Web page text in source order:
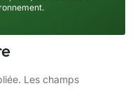
Les champs